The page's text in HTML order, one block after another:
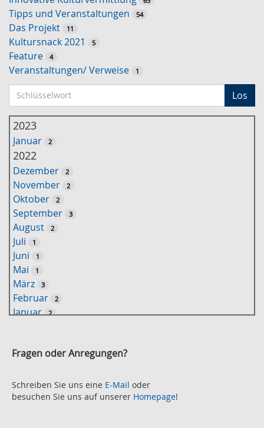
Tipps und Veranstaltungen 54
Das Projekt 11
Kultursnack 2021 5
Feature 4
Veranstaltungen/ Verweise 1
c
h
ü
w
o
r
u
c
Los
2023
Januar 2
2022
Dezember 2
November 2
Oktober 2
September 3
August 2
Juli 1
Juni 1
Mai 1
März 3
Februar 2
Januar 2
Oktober 2
August 2
Juli 2
Fragen oder Anregungen?
Schreiben Sie uns eine E-Mail oder
besuchen Sie uns auf unserer Homepage!